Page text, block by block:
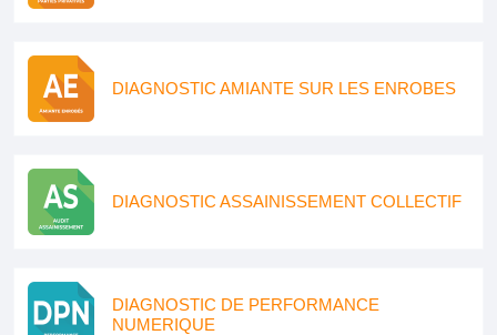
DIAGNOSTIC AMIANTE SUR LES ENROBES
DIAGNOSTIC ASSAINISSEMENT COLLECTIF
DIAGNOSTIC DE PERFORMANCE
NUMERIQUE